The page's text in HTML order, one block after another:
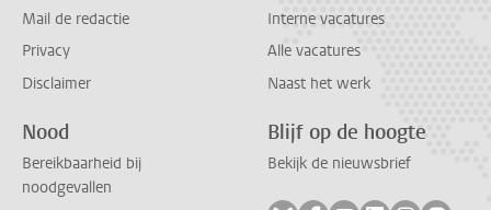
Mail de redactie
Privacy
Disclaimer
Interne vacatures
Alle vacatures
Naast het werk
Nood
Bereikbaarheid bij
noodgevallen
Blijf op de hoogte
Bekijk de nieuwsbrief